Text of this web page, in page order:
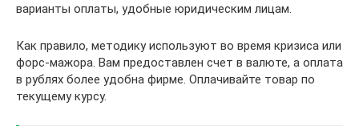
варианты оплаты, удобные юридическим лицам.
Как правило, методику используют во время кризиса или
форс-мажора. Вам предоставлен счет в валюте, а оплата
в рублях более удобна фирме. Оплачивайте товар по
текущему курсу.